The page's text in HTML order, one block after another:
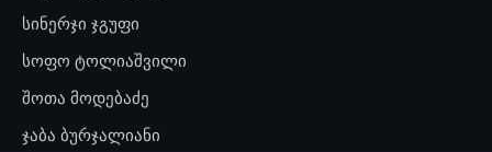
სინერჯი ჯგუფი
სოფო ტოლიაშვილი
შოთა მოდებაძე
ჯაბა ბურჯალიანი